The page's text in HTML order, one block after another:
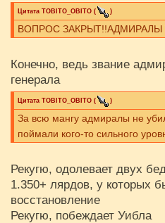
Цитата ТОBITO_OBITO ( )
ВОПРОС ЗАКРЫТ!!АДМИРАЛЫ
Конечно, ведь звание
генерала
Цитата ТОBITO_OBITO ( )
За всю мангу адмиралы не
поймали кого-то сильного
Рекугю, одолевает двух
1.350+ лярдов, у которых
восстановление
Рекугю, побеждает Уибла